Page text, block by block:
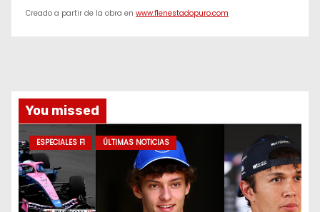
Creado a partir de la obra en www.f1enestadopuro.com
You missed
ESPECIALES F1 ÚLTIMAS NOTICIAS